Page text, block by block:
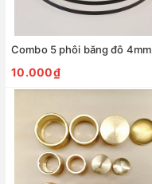
Combo 5 phôi băng đô 4mm
10.000₫